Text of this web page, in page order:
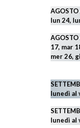
lun 24,
AGOSTO
17, mar
mer 26,
lunedì al
lunedì al